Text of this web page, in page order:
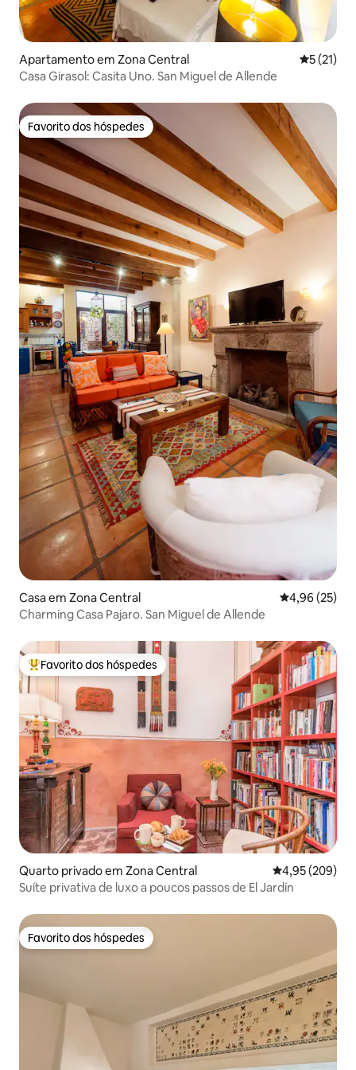
Apartamento em Zona Central
5 (21)
Casa Girasol: Casita Uno. San Miguel de Allende
Favorito dos hóspedes
Favorito dos hóspedes
Casa em Zona Central Classificação
4,96 (25)
Charming Casa Pajaro. San Miguel de Allende
Favoritos dos hóspedes mais apreciados
Favorito dos hóspedes
Quarto privado em Zona Central Classificação
4,95 (209)
Suíte privativa de luxo a poucos passos de El Jardín
Favorito dos hóspedes
Favorito dos hóspedes